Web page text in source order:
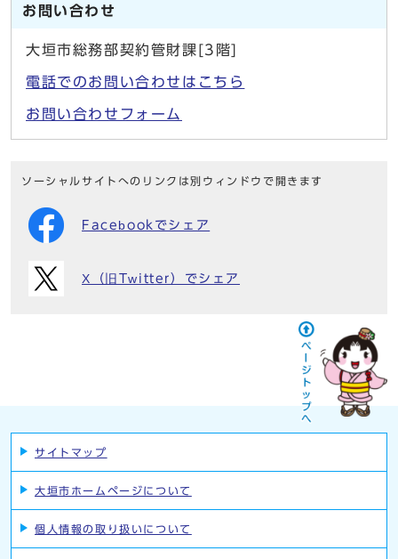
お問い合わせ
大垣市総務部契約管財課[3階]
電話でのお問い合わせはこちら
お問い合わせフォーム
ソーシャルサイトへのリンクは別ウィンドウで開きます
Facebookでシェア
X（旧Twitter）でシェア
サイトマップ
大垣市ホームページについて
個人情報の取り扱いについて